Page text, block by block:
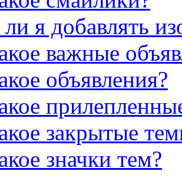
я добавлять
важные
объявления?
закрытые
значки тем?